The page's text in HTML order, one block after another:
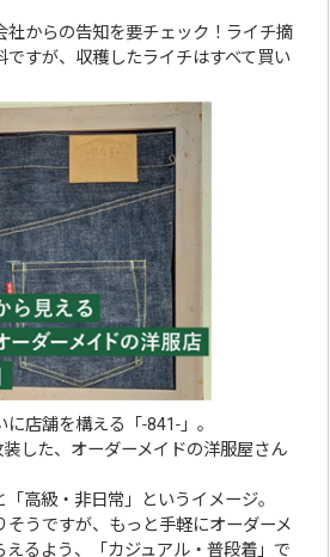
社からの告知を要チェック！ライチ摘
ですが、収穫したライチはすべて買い
店舗を構える「‐841‐」。
した、オーダーメイドの洋服屋さん
高級・非日常」というイメージ。
そうですが、もっと手軽にオーダーメ
えるよう、「カジュアル・普段着」で